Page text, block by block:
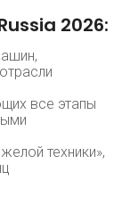
2026:
все этапы
техники»,